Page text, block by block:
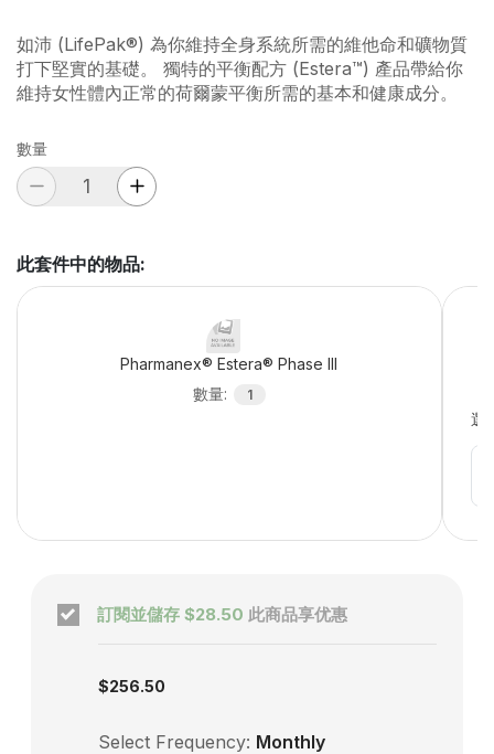
如沛 (LifePak®) 為你維持全身系統所需的維他命和礦物質
打下堅實的基礎。 獨特的平衡配方 (Estera™) 產品帶給你
維持女性體內正常的荷爾蒙平衡所需的基本和健康成分。
數量
此套件中的物品:
Pharmanex® Estera® Phase III
數量: 1
選
訂閱並儲存 $28.50 此商品享优惠
$256.50
Select Frequency: Monthly